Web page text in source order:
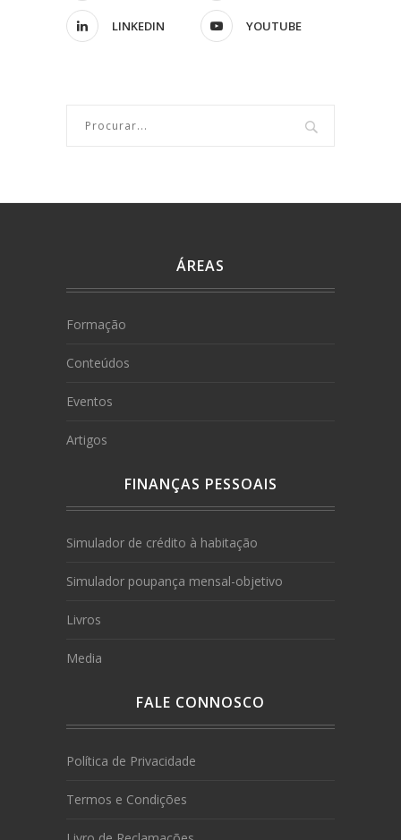
LINKEDIN YOUTUBE
ÁREAS
Formação
Conteúdos
Eventos
Artigos
FINANÇAS PESSOAIS
Simulador de crédito à habitação
Simulador poupança mensal-objetivo
Livros
Media
FALE CONNOSCO
Política de Privacidade
Termos e Condições